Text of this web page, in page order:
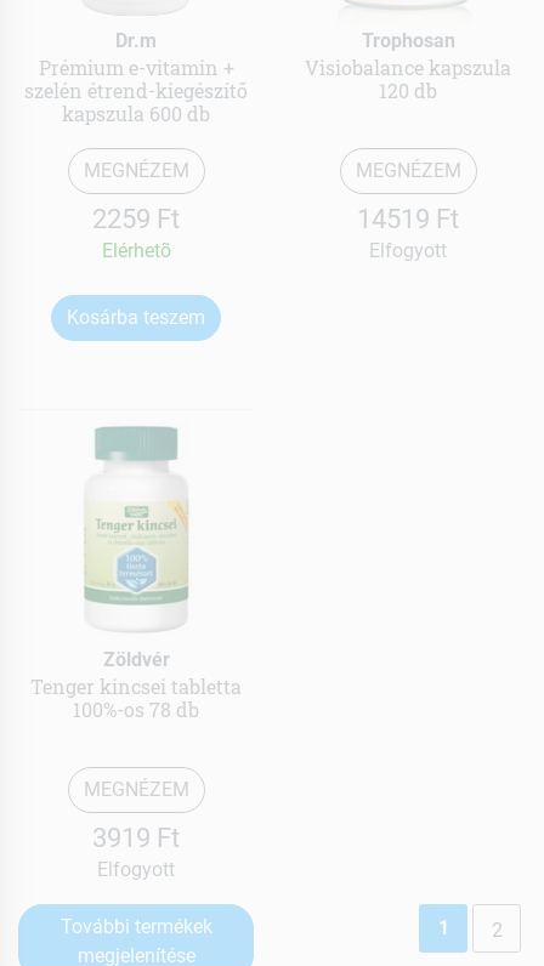
Dr.m
Prémium e-vitamin +
szelén étrend-kiegészítő
kapszula 600 db
MEGNÉZEM
2259 Ft
Elérhetõ
Kosárba teszem
Trophosan
Visiobalance kapszula
120 db
MEGNÉZEM
14519 Ft
Elfogyott
Zöldvér
Tenger kincsei tabletta
100%-os 78 db
MEGNÉZEM
3919 Ft
Elfogyott
További termékek
megjelenítése
1 2